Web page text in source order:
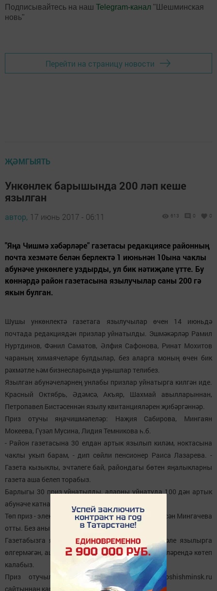
Подписывайтесь на наш Telegram-канал "Шешминская
новь"
Перейти на страницу новости
ҖӘМГЫЯТЬ
Ункөнлек барышында 200 ләп кеше
язылган
автор, 17 июнь 2017 - 06:11 613 0 0
"Яңа Чишмә хәбәрләре" газетасы редакциясе районның
почта хезмәте белән берлектә 1 июньнән 10ына чаклы
абунәче ункөнлеге уздырды, ул бик нәтиҗәле үтте. Бу
көннәрдә район газетасына язылучылар саны 200 гә
якын булган.
Шушы ункөнлектә газетага язылучылар өчен 14 июньдә
почтада редакциядән призлар уйнатылды. Эшмәкәрләр Рамил
Нуртдинов, Фәнил Саматов, Әлфия Сафонова, Ринат Мохитов
чараның химаячеләре булдылар, без аларга моның өчен бик
рәхмәтле һәм бизнесларында уңышлар телибез.
Язылган абунәчеләрнең унлабы призлар уйнатырга килгән иде.
Красный Октябрь, Әдәмсә, Акъяр, Шахмай авылларыннан,
Петропавел Бистәсеннән язылу квитанцияләрен җибәргәннәр.
Приз отучы яңачишмәлеләр: Наҗия Сабирова, Мингаян
Мокеева, Гүзәл Мусина, Лидия Темникова һ.б.
- Район газетасына 30 елдан артык язылып киләм, ноктасына
чаклы укып барам, - дип сөйли пенсионер Раиса Лазарева. -
Газета кызыклы, эчтәлеге бай, райондагы бөтен яңалыкларны
газета аша белеп торабыз.
Барлыгы 30 приз уйнатылды, аларны уйнатуда 100 дән артык
абунәче катнашты.
Төп приз - электр лобзигын Чаллы Башыннан Ләйсән Мингачева
отты. Без аны бүләк оту уңаеннан котлыйбыз.
Газетабызга язылу 28 июньдә төгәлләнә. Кем әле язылырга
өлгермәгән, ашыгырга кирәк, сезне почта бүлекчәләрендә көтеп
калабыз.
Приз отучыларның башка фотоларын novoshishminsk.ru
сайтыннан карый аласыз.